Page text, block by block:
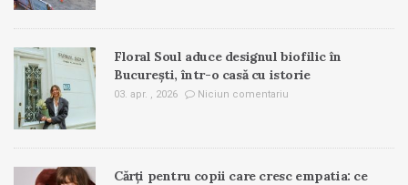
Floral Soul aduce designul biofilic în
București, într-o casă cu istorie
03. apr. , 2026 Niciun comentariu
Cărți pentru copii care cresc empatia: ce